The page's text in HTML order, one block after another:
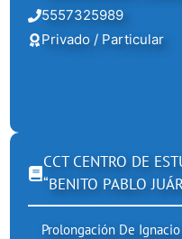
5557325989
Privado / Particular
CCT CENTRO DE
“BENITO PABLO
Prolongación De